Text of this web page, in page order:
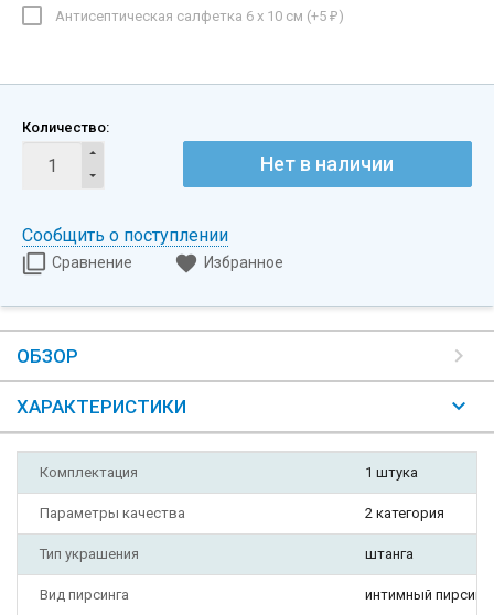
Антисептическая салфетка 6 х 10 см (+5 ₽ )
Количество:
Нет в наличии
Сообщить о поступлении
Сравнение Избранное
ОБЗОР
ХАРАКТЕРИСТИКИ
Комплектация 1 штука
Параметры качества 2 категория
Тип украшения штанга
Вид пирсинга интимный